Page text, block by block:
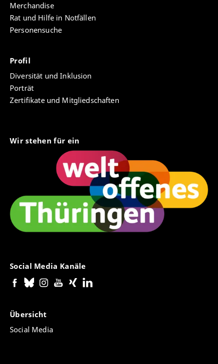
Merchandise
Rat und Hilfe in Notfällen
Personensuche
Profil
Diversität und Inklusion
Porträt
Zertifikate und Mitgliedschaften
Wir stehen für ein
Social Media Kanäle
Übersicht
Social Media